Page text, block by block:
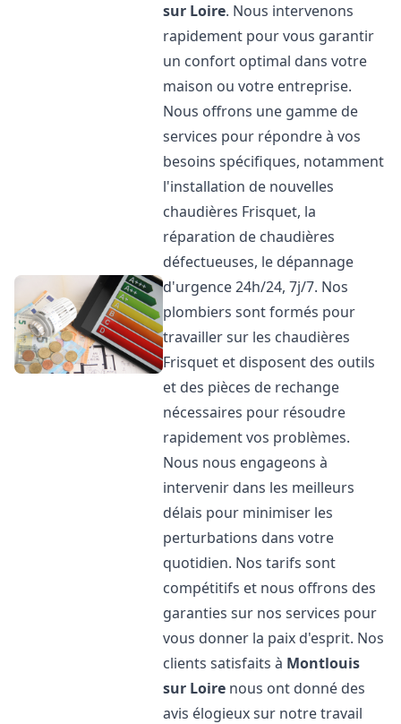
sur Loire. Nous intervenons
rapidement pour vous garantir
un confort optimal dans votre
maison ou votre entreprise.
Nous offrons une gamme de
services pour répondre à vos
besoins spécifiques, notamment
l'installation de nouvelles
chaudières Frisquet, la
réparation de chaudières
défectueuses, le dépannage
d'urgence 24h/24, 7j/7. Nos
plombiers sont formés pour
travailler sur les chaudières
Frisquet et disposent des outils
et des pièces de rechange
nécessaires pour résoudre
rapidement vos problèmes.
Nous nous engageons à
intervenir dans les meilleurs
délais pour minimiser les
perturbations dans votre
quotidien. Nos tarifs sont
compétitifs et nous offrons des
garanties sur nos services pour
vous donner la paix d'esprit. Nos
clients satisfaits à Montlouis
sur Loire nous ont donné des
avis élogieux sur notre travail